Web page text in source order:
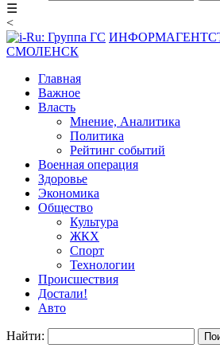
☰
<
СМОЛЕНСК
Главная
Важное
Власть
Мнение, Аналитика
Политика
Рейтинг событий
Военная операция
Здоровье
Экономика
Общество
Культура
ЖКХ
Спорт
Технологии
Происшествия
Достали!
Авто
Найти: